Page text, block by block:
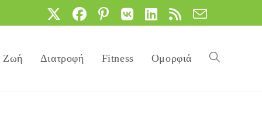
Ζωή Διατροφή Fitness Ομορφιά Toggle